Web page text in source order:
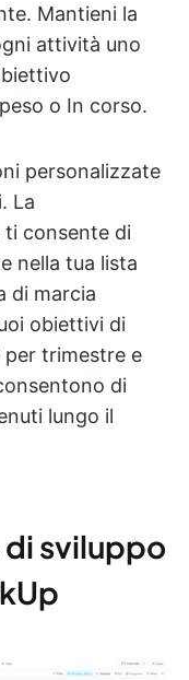
Mantieni la
attività uno
o In corso.
personalizzate
La
ti consente di
nella tua lista
di marcia
obiettivi di
per trimestre e
di
lungo il
sviluppo